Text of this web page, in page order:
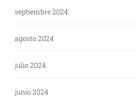
septiembre 2024
agosto 2024
julio 2024
junio 2024